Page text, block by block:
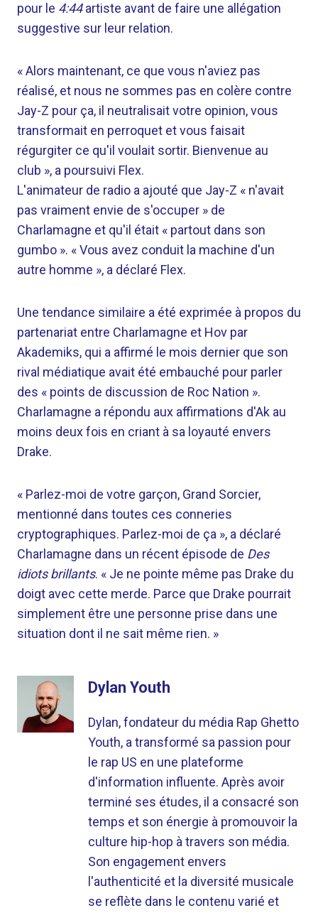
pour le 4:44artiste avant de faire une allégation
suggestive sur leur relation.
« Alors maintenant, ce que vous n'aviez pas
réalisé, et nous ne sommes pas en colère contre
Jay-Z pour ça, il neutralisait votre opinion, vous
transformait en perroquet et vous faisait
régurgiter ce qu'il voulait sortir. Bienvenue au
club », a poursuivi Flex.
L'animateur de radio a ajouté que Jay-Z « n'avait
pas vraiment envie de s'occuper » de
Charlamagne et qu'il était « partout dans son
gumbo ». « Vous avez conduit la machine d'un
autre homme », a déclaré Flex.
Une tendance similaire a été exprimée à propos du
partenariat entre Charlamagne et Hov par
Akademiks, qui a affirmé le mois dernier que son
rival médiatique avait été embauché pour parler
des « points de discussion de Roc Nation ».
Charlamagne a répondu aux affirmations d'Ak au
moins deux fois en criant à sa loyauté envers
Drake.
« Parlez-moi de votre garçon, Grand Sorcier,
mentionné dans toutes ces conneries
cryptographiques. Parlez-moi de ça », a déclaré
Charlamagne dans un récent épisode de Des
idiots brillants. « Je ne pointe même pas Drake du
doigt avec cette merde. Parce que Drake pourrait
simplement être une personne prise dans une
situation dont il ne sait même rien. »
Dylan Youth
Dylan, fondateur du média Rap Ghetto
Youth, a transformé sa passion pour
le rap US en une plateforme
d'information influente. Après avoir
terminé ses études, il a consacré son
temps et son énergie à promouvoir la
culture hip-hop à travers son média.
Son engagement envers
l'authenticité et la diversité musicale
se reflète dans le contenu varié et